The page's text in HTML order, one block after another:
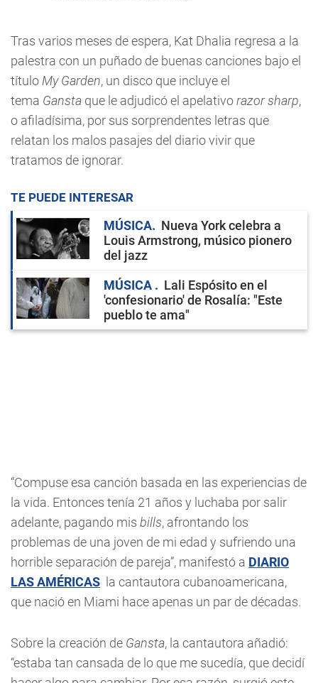
Tras varios meses de espera, Kat Dhalia regresa a la
palestra con un puñado de buenas canciones bajo el
títuloMy Garden, un disco que incluye el
tema Gansta que le adjudicó el apelativorazor sharp,
o afiladísima, por sus sorprendentes letras que
relatan los malos pasajes del diario vivir que
tratamos de ignorar.
TE PUEDE INTERESAR
MÚSICA
Nueva York celebra a
Louis Armstrong, músico pionero
del jazz
MÚSICA
Lali Espósito en el
'confesionario' de Rosalía: "Este
pueblo te ama"
“Compuse esa canción basada en las experiencias de
la vida. Entonces tenía 21 años y luchaba por salir
adelante, pagando mis bills, afrontando los
problemas de una joven de mi edad y sufriendo una
horrible separación de pareja”, manifestó a DIARIO
LAS AMÉRICAS la cantautora cubanoamericana,
que nació en Miami hace apenas un par de décadas.
Sobre la creación de Gansta, la cantautora añadió:
“estaba tan cansada de lo que me sucedía, que decidí